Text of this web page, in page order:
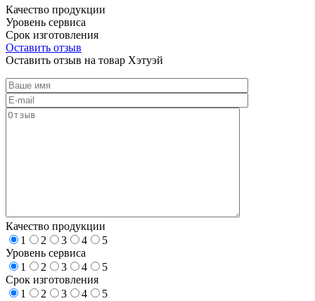
Качество продукции
Уровень сервиса
Срок изготовления
Оставить отзыв
Оставить отзыв на товар Хэтуэй
Качество продукции
1
2 3 4
5
Уровень сервиса
1
2 3 4
5
Срок изготовления
1
2 3 4
5